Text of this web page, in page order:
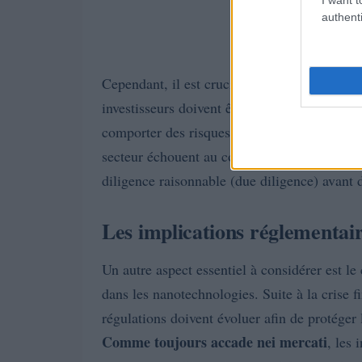
Cependant, il est crucial de tempérer cet
investisseurs doivent être conscients que
comporter des risques substantiels.
Les
secteur échouent au cours de leurs
diligence raisonnable (due diligence) avant
Les implications
Un autre aspect essentiel à considérer est
dans les nanotechnologies. Suite à la crise
régulations doivent évoluer afin de
Comme toujours accade nei mercati, les